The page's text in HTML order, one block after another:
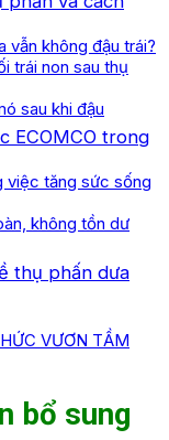
vẫn không đậu trái?
trái non sau thụ
sau khi đậu
ECOMCO trong
việc tăng sức sống
không tồn dư
thụ phấn dưa
VƯƠN TẦM
bổ sung